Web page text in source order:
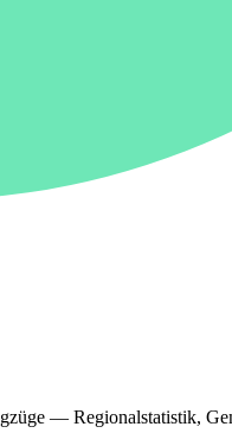
— Regionalstatistik,